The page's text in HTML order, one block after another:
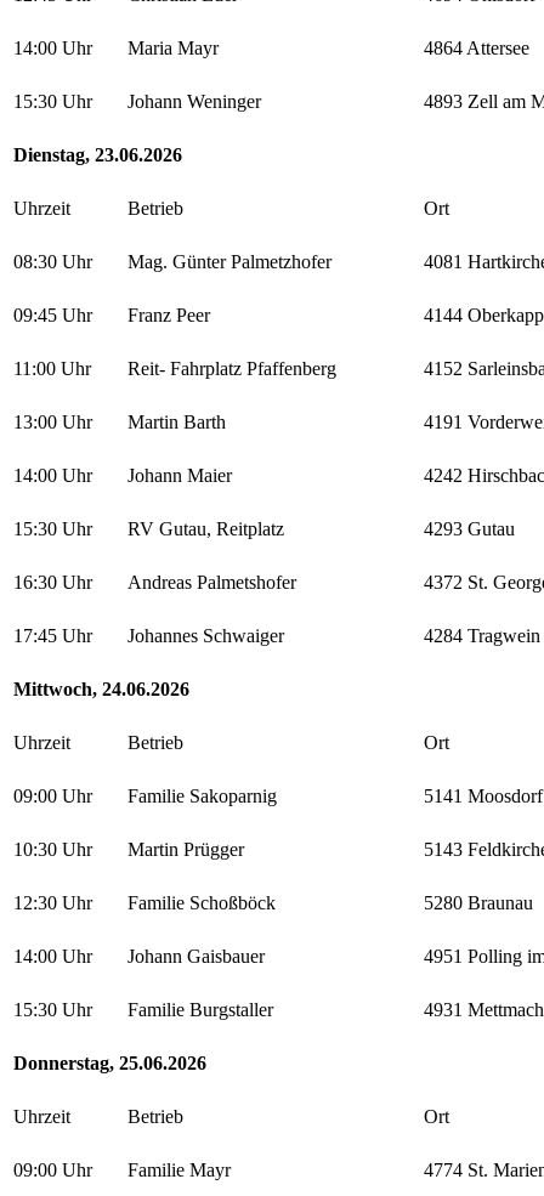
14:00 Uhr Maria Mayr 4864 Attersee
15:30 Uhr Johann Weninger 4893 Zell am
Dienstag, 23.06.2026
Uhrzeit Betrieb Ort
08:30 Uhr Mag. Günter Palmetzhofer 4081
09:45 Uhr Franz Peer 4144
11:00 Uhr Reit- Fahrplatz Pfaffenberg 4152
13:00 Uhr Martin Barth 4191
14:00 Uhr Johann Maier 4242
15:30 Uhr RV Gutau, Reitplatz 4293 Gutau
16:30 Uhr Andreas Palmetshofer 4372 St.
17:45 Uhr Johannes Schwaiger 4284 Tragwein
Mittwoch, 24.06.2026
Uhrzeit Betrieb Ort
09:00 Uhr Familie Sakoparnig 5141 Moosdorf
10:30 Uhr Martin Prügger 5143
12:30 Uhr Familie Schoßböck 5280 Braunau
14:00 Uhr Johann Gaisbauer 4951 Polling
15:30 Uhr Familie Burgstaller 4931 Mettmach
Donnerstag, 25.06.2026
Uhrzeit Betrieb Ort
09:00 Uhr Familie Mayr 4774 St.